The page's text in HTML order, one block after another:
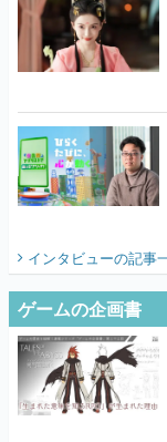
インタビューの記事
ゲームの企画書